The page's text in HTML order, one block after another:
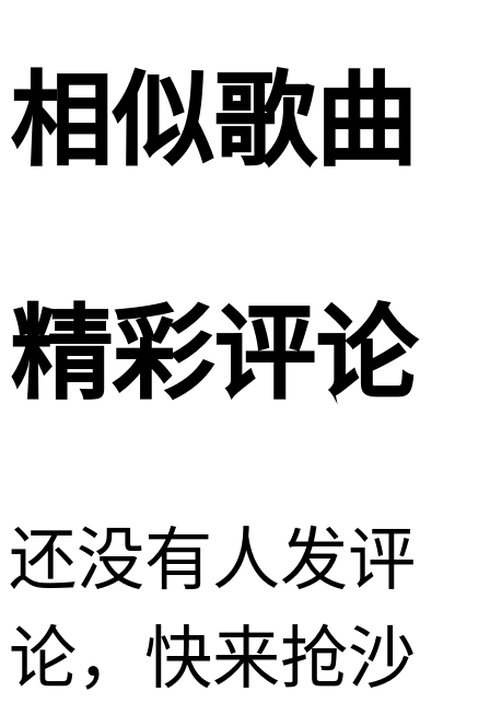
相似歌曲
精彩评论
还没有人发评
论，快来抢沙